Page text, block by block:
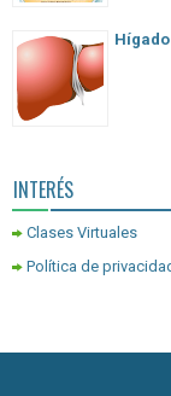
Hígado
INTERÉS
Clases Virtuales
Política de